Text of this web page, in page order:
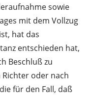
sowie
mit dem Vollzug
hat das
entschieden hat,
Beschluß zu
oder nach
für den Fall, daß